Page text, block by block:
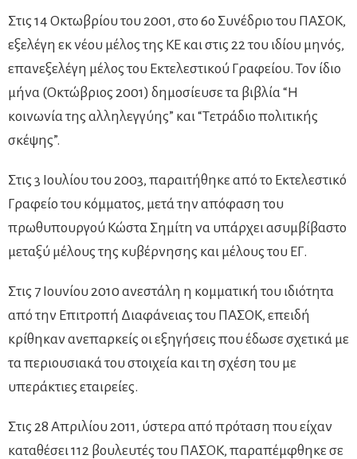
Στις 14 Οκτωβρίου του 2001, στο 6ο Συνέδριο του ΠΑΣΟΚ,
εξελέγη εκ νέου μέλος της ΚΕ και στις 22 του ιδίου μηνός,
επανεξελέγη μέλος του Εκτελεστικού Γραφείου. Τον ίδιο
μήνα (Οκτώβριος 2001) δημοσίευσε τα βιβλία “Η
κοινωνία της αλληλεγγύης” και “Τετράδιο πολιτικής
σκέψης”.
Στις 3 Ιουλίου του 2003, παραιτήθηκε από το Εκτελεστικό
Γραφείο του κόμματος, μετά την απόφαση του
πρωθυπουργού Κώστα Σημίτη να υπάρχει ασυμβίβαστο
μεταξύ μέλους της κυβέρνησης και μέλους του ΕΓ.
Στις 7 Ιουνίου 2010 ανεστάλη η κομματική του ιδιότητα
από την Επιτροπή Διαφάνειας του ΠΑΣΟΚ, επειδή
κρίθηκαν ανεπαρκείς οι εξηγήσεις που έδωσε σχετικά με
τα περιουσιακά του στοιχεία και τη σχέση του με
υπεράκτιες εταιρείες.
Στις 28 Απριλίου 2011, ύστερα από πρόταση που είχαν
καταθέσει 112 βουλευτές του ΠΑΣΟΚ, παραπέμφθηκε σε